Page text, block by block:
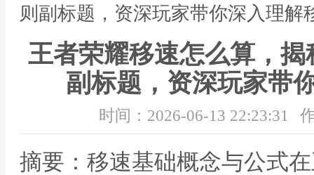
则副标题，资深玩家带你深入理解
王者荣耀移速怎么算，
副标题，资深玩家带
时间：2026-06-13 22:23:31
摘要：移速基础概念与公式